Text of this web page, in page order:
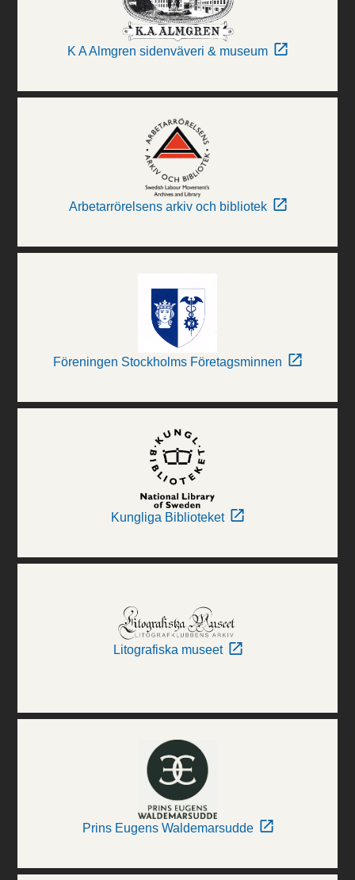
K A Almgren sidenväveri & museum
Arbetarrörelsens arkiv och bibliotek
Föreningen Stockholms Företagsminnen
Kungliga Biblioteket
Litografiska museet
Prins Eugens Waldemarsudde